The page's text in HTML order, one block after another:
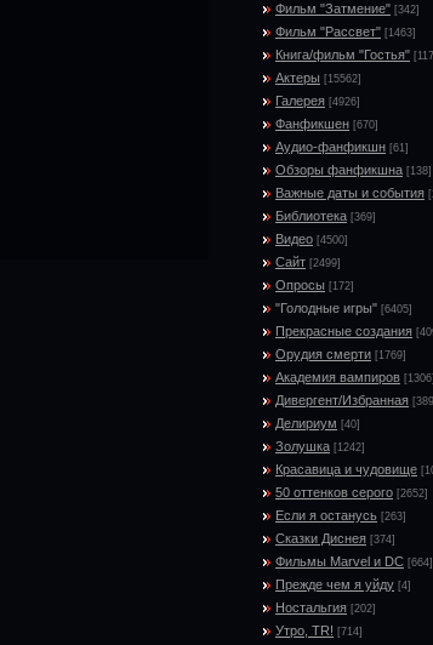
Фильм "Затмение" [342]
Фильм "Рассвет" [1463]
Книга/фильм "Гостья"
Актеры [15562]
Галерея [4926]
Фанфикшен [670]
Аудио-фанфикшн [61]
Обзоры фанфикшна [138]
Важные даты и события
Библиотека [369]
Видео [4500]
Сайт [2499]
Опросы [172]
"Голодные игры" [6405]
Прекрасные создания
Орудия смерти [1769]
Академия вампиров [1306]
Дивергент/Избранная
Делириум [40]
Золушка [1242]
Красавица и чудовище
50 оттенков серого [2652]
Если я останусь [263]
Сказки Диснея [374]
Фильмы Marvel и DC [664]
Прежде чем я уйду [4]
Ностальгия [202]
Утро, TR! [714]